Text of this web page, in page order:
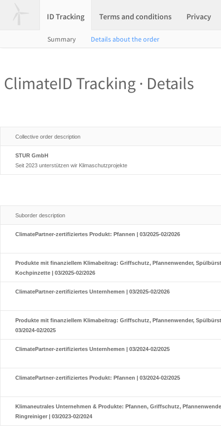
ID Tracking Terms and conditions Privacy
Summary Details about the order
ClimateID Tracking · Details
Collective order description
STUR GmbH
Seit 2023 unterstützen wir Klimaschutzprojekte
Suborder description
ClimatePartner-zertifiziertes Produkt: Pfannen | 03/2025-02/2026
Produkte mit finanziellem Klimabeitrag: Griffschutz, Pfannenwender,
Kochpinzette | 03/2025-02/2026
ClimatePartner-zertifiziertes Unternhemen | 03/2025-02/2026
Produkte mit finanziellem Klimabeitrag: Griffschutz, Pfannenwender,
03/2024-02/2025
ClimatePartner-zertifiziertes Unternhemen | 03/2024-02/2025
ClimatePartner-zertifiziertes Produkt: Pfannen | 03/2024-02/2025
Klimaneutrales Unternehmen & Produkte: Pfannen, Griffschutz,
Ringreiniger | 03/2023-02/2024